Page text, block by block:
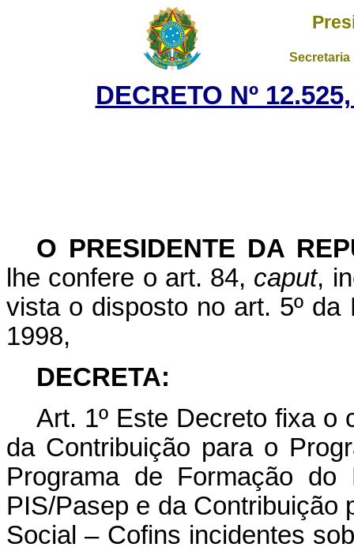
DECRETO Nº
O PRESIDENTE DA
lhe confere o art. 84, caput,
vista o disposto no art. 5º da
1998,
DECRETA:
Art. 1º Este Decreto fixa o
da Contribuição para o
Programa de Formação
PIS/Pasep e da Contribuição
Social – Cofins incidentes